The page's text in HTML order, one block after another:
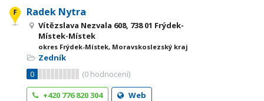
Radek Nytra
Vítězslava Nezvala 608, 738 01 Frýdek-
Místek-Místek
okres Frýdek-Místek, Moravskoslezský kraj
Zedník
0
(0 hodnocení)
+420 776 820 304
Web